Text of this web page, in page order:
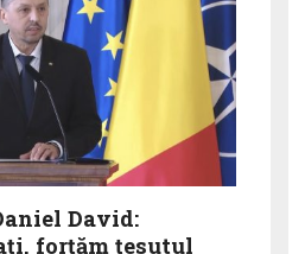
David:
forțăm țesutul